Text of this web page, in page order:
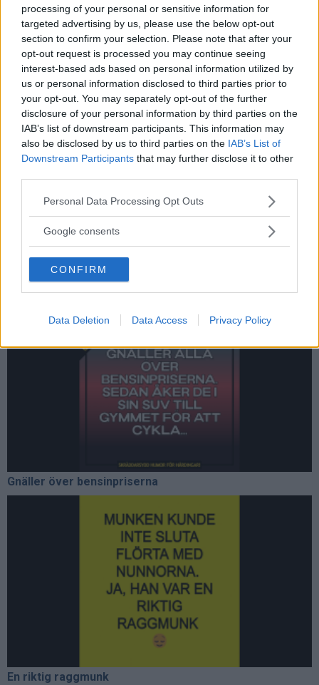
processing of your personal or sensitive information for
targeted advertising by us, please use the below opt-out
section to confirm your selection. Please note that after your
opt-out request is processed you may continue seeing
interest-based ads based on personal information utilized by
us or personal information disclosed to third parties prior to
your opt-out. You may separately opt-out of the further
disclosure of your personal information by third parties on the
IAB’s list of downstream participants. This information may
also be disclosed by us to third parties on the IAB’s List of
Downstream Participants that may further disclose it to other
Please note that this website/app uses one or more Google
not limited to your visit or usage behaviour. You may click to
use your data for below specified purposes in below Google
consent section.
Personal Data Processing Opt Outs
Google consents
CONFIRM
Data Deletion Data Access Privacy Policy
Borde vi inte försöka hitta intelligent liv på jor...
Trafikkameran
Gnäller över bensinpriserna
En riktig raggmunk